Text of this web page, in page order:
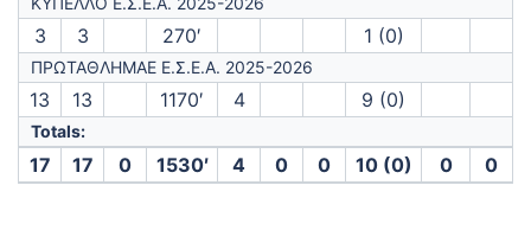
3 3 270′ 1 (0)
ΠΡΩΤΑΘΛΗΜΑΕ Ε.Σ.Ε.Α. 2025-2026
13 13 1170′ 4 9 (0)
Totals:
17 17 0 1530′ 4 0 0 10 (0) 0 0